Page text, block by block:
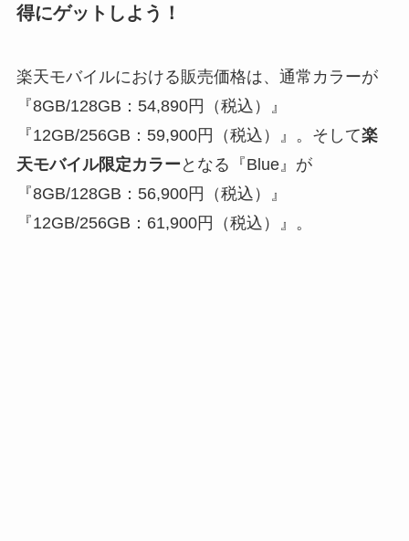
得にゲットしよう！
楽天モバイルにおける販売価格は、通常カラーが
『8GB/128GB：54,890円（税込）』
『12GB/256GB：59,900円（税込）』。そして楽
天モバイル限定カラー となる『Blue』が
『8GB/128GB：56,900円（税込）』
『12GB/256GB：61,900円（税込）』。